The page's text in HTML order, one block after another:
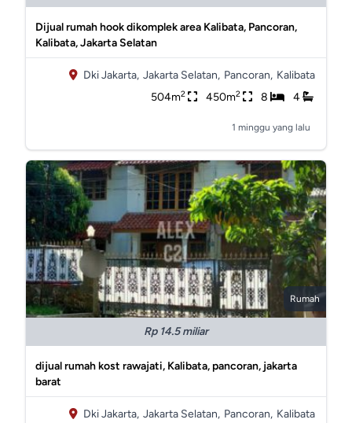
Dijual rumah hook dikomplek area Kalibata, Pancoran,
Kalibata, Jakarta Selatan
Dki Jakarta, Jakarta Selatan, Pancoran, Kalibata
504m2 450m2 8 4
1 minggu yang lalu
Rumah
Rp 14.5 miliar
dijual rumah kost rawajati, Kalibata, pancoran, jakarta
barat
Dki Jakarta, Jakarta Selatan, Pancoran, Kalibata